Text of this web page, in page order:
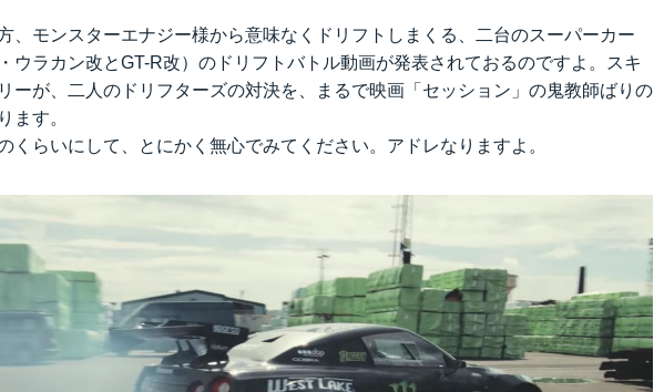
、モンスターエナジー様から意味なくドリフトしまくる、二台のスーパーカー
ウラカン改とGT-R改）のドリフトバトル動画が発表されておるのですよ。スキ
ーが、二人のドリフターズの対決を、まるで映画「セッション」の鬼教師ばりの
ます。
くらいにして、とにかく無心でみてください。アドレなりますよ。